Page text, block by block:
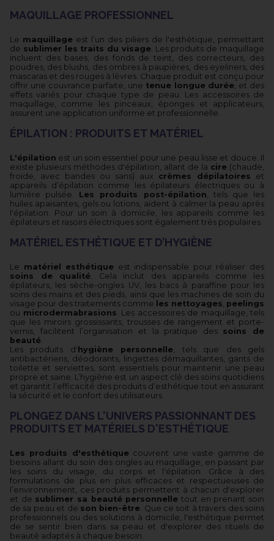
MAQUILLAGE PROFESSIONNEL
Le maquillage est l’un des piliers de l'esthétique, permettant
de sublimer les traits du visage. Les produits de maquillage
incluent des bases, des fonds de teint, des correcteurs, des
poudres, des blushs, des ombres à paupières, des eyeliners, des
mascaras et des rouges à lèvres. Chaque produit est conçu pour
offrir une couvrance parfaite, une tenue longue durée, et des
effets variés pour chaque type de peau. Les accessoires de
maquillage, comme les pinceaux, éponges et applicateurs,
assurent une application uniforme et professionnelle.
ÉPILATION : PRODUITS ET MATÉRIEL
L'épilation est un soin essentiel pour une peau lisse et douce. Il
existe plusieurs méthodes d'épilation, allant de la cire (chaude,
froide, avec bandes ou sans) aux crèmes dépilatoires et
appareils d’épilation comme les épilateurs électriques ou à
lumière pulsée. Les produits post-épilation, tels que les
huiles apaisantes, gels ou lotions, aident à calmer la peau après
l'épilation. Pour un soin à domicile, les appareils comme les
épilateurs et rasoirs électriques sont également très populaires.
MATÉRIEL ESTHÉTIQUE ET D’HYGIÈNE
Le matériel esthétique est indispensable pour réaliser des
soins de qualité. Cela inclut des appareils comme les
épilateurs, les sèche-ongles UV, les bacs à paraffine pour les
soins des mains et des pieds, ainsi que les machines de soin du
visage pour des traitements comme les nettoyages, peelings
ou microdermabrasions. Les accessoires de maquillage, tels
que les miroirs grossissants, trousses de rangement et porte-
vernis, facilitent l’organisation et la pratique des soins de
beauté.
Les produits d' hygiène personnelle, tels que des gels
antibactériens, déodorants, lingettes démaquillantes, gants de
toilette et serviettes, sont essentiels pour maintenir une peau
propre et saine. L’hygiène est un aspect clé des soins quotidiens
et garantit l’efficacité des produits d’esthétique tout en assurant
la sécurité et le confort des utilisateurs.
PLONGEZ DANS L'UNIVERS PASSIONNANT DES
PRODUITS ET MATÉRIELS D'ESTHÉTIQUE
Les produits d'esthétique couvrent une vaste gamme de
besoins allant du soin des ongles au maquillage, en passant par
les soins du visage, du corps et l'épilation. Grâce à des
formulations de plus en plus efficaces et respectueuses de
l’environnement, ces produits permettent à chacun d'explorer
et de sublimer sa beauté personnelle tout en prenant soin
de sa peau et de son bien-être. Que ce soit à travers des soins
professionnels ou des solutions à domicile, l'esthétique permet
de se sentir bien dans sa peau et d'explorer des rituels de
beauté adaptés à chaque besoin.